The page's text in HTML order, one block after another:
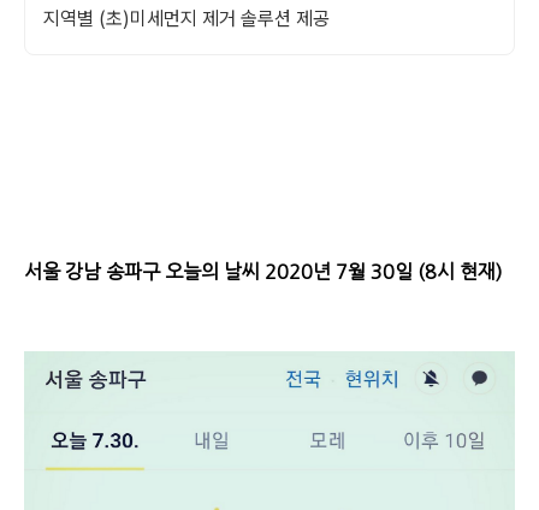
지역별 (초)미세먼지 제거 솔루션 제공
서울 강남 송파구 오늘의 날씨 2020년 7월 30일 (8시 현재)